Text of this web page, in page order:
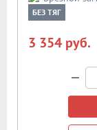
БЕЗ ТЯГ
3 354 руб.
−